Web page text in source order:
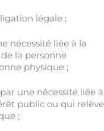
légale ;
nécessité liée à la
la personne
physique ;
une nécessité liée à
public ou qui relève
;